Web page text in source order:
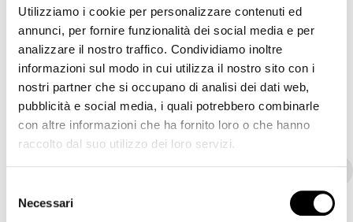
Utilizziamo i cookie per personalizzare contenuti ed
annunci, per fornire funzionalità dei social media e per
analizzare il nostro traffico. Condividiamo inoltre
informazioni sul modo in cui utilizza il nostro sito con i
nostri partner che si occupano di analisi dei dati web,
pubblicità e social media, i quali potrebbero combinarle
con altre informazioni che ha fornito loro o che hanno
raccolto dal suo utilizzo dei loro servizi.
delNecessari
Rovere Grey
spazzolato
Rovere spazzolato
Grey
PIANO A BOTTE